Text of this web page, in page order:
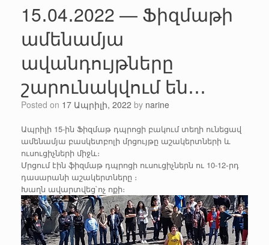
15․04․2022 — Ֆիզմաթի
ամենամյա
ավանդույթները
շարունակվում են․․․
Posted on 17 Ապրիլի, 2022 by narine
Ապրիլի 15-ին Ֆիզմաթ դպրոցի բակում տեղի ունեցավ
ամենամյա բասկետբոլի մրցույթը աշակերտների և
ուսուցիչների միջև։
Մրցում էին ֆիզմաթ դպրոցի ուսուցիչներն ու 10-12֊րդ
դասարանի աշակերտները ։
Խաղն ավարտվեց`ոչ ոքի։